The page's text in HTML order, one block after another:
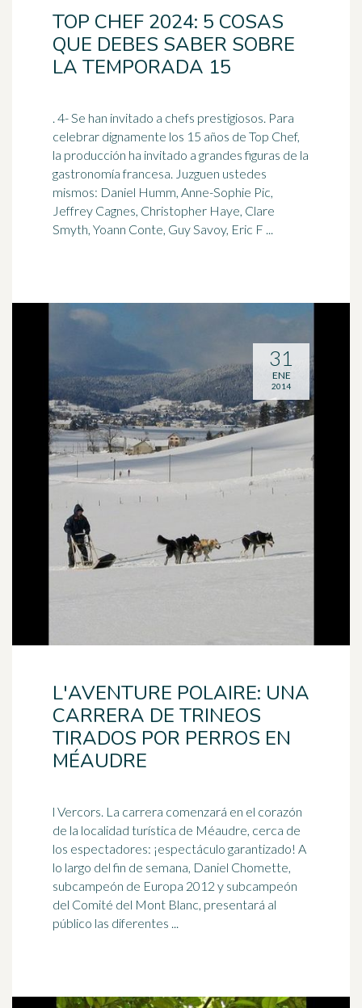
TOP CHEF 2024: 5 COSAS
QUE DEBES SABER SOBRE
LA TEMPORADA 15
. 4- Se han invitado a chefs prestigiosos. Para
celebrar dignamente los 15 años de Top Chef,
la producción ha invitado a grandes figuras de la
gastronomía francesa. Juzguen ustedes
mismos: Daniel Humm, Anne-Sophie Pic,
Jeffrey Cagnes, Christopher Haye, Clare
Smyth, Yoann Conte, Guy Savoy, Eric F ...
L'AVENTURE POLAIRE: UNA
CARRERA DE TRINEOS
TIRADOS POR PERROS EN
MÉAUDRE
l Vercors. La carrera comenzará en el corazón
de la localidad turística de Méaudre, cerca de
los espectadores: ¡espectáculo garantizado! A
lo largo del fin de semana, Daniel Chomette,
subcampeón de Europa 2012 y subcampeón
del Comité del Mont Blanc, presentará al
público las diferentes ...
31
ENE
2014